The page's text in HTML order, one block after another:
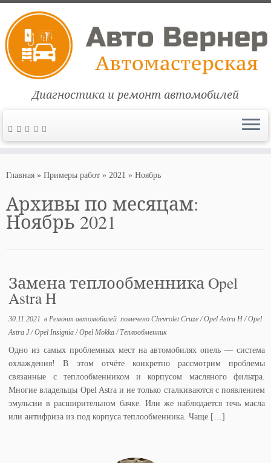
Диагностика и ремонт автомобилей
Главная » Примеры работ » 2021 » Ноябрь
Архивы по месяцам:
Ноябрь 2021
Замена теплообменника Opel
Astra H
30.11.2021 в Ремонт автомобилей помеченоChevrolet Cruze/Opel Astra H/Opel
Astra J/Opel Insignia/Opel Mokka/ Теплообменник
Одно из самых проблемных мест на автомобилях опель — система
охлаждения! В этом отчёте конкретно рассмотрим проблемы
связанные с теплообменником и корпусом масляного фильтра.
Многие владельцы Opel Astra и не только сталкиваются с появлением
эмульсии в расширительном бачке. Или же наблюдается течь масла
или антифриза из под корпуса теплообменника. Чаще […]